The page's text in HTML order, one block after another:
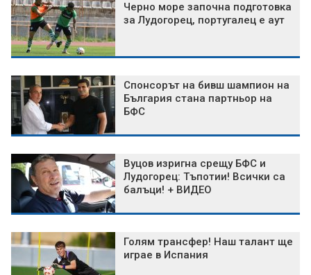
Черно море започна подготовка
за Лудогорец, португалец е аут
Спонсорът на бивш шампион на
България стана партньор на
БФС
Вуцов изригна срещу БФС и
Лудогорец: Тъпотии! Всички са
балъци! + ВИДЕО
Голям трансфер! Наш талант ще
играе в Испания